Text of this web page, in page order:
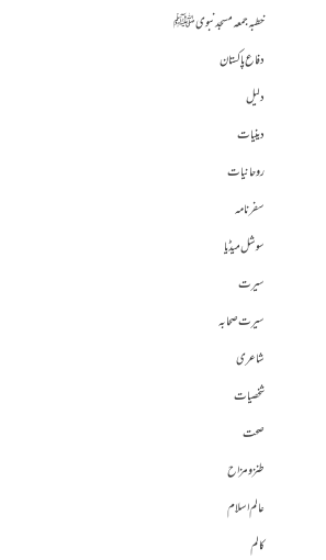
خطبہ جمعہ مسجد نبوی ﷺ
دفاع پاکستان
دلیل
دینیات
روحانیات
سفرنامہ
سوشل میڈیا
سیرت
سیرت صحابہ
شاعری
شخصیات
صحت
طنز و مزاح
عالم اسلام
کالم